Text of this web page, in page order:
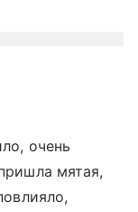
очень
мятая,